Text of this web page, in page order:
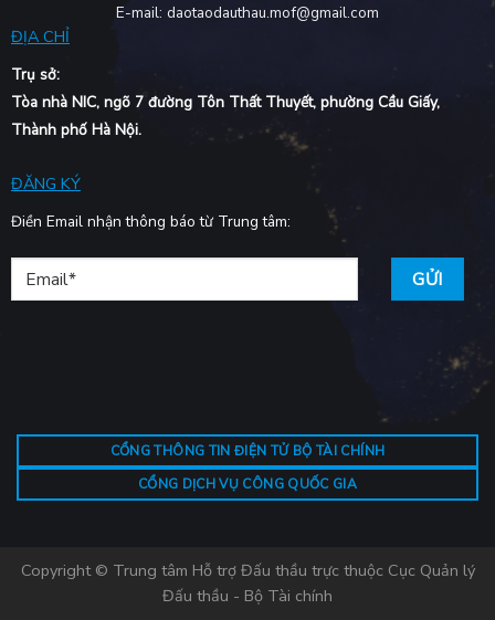
E-mail: daotaodauthau.mof@gmail.com
ĐỊA CHỈ
Trụ sở:
Tòa nhà NIC, ngõ 7 đường Tôn Thất Thuyết, phường Cầu Giấy,
Thành phố Hà Nội.
ĐĂNG KÝ
Điền Email nhận thông báo từ Trung tâm:
CỔNG THÔNG TIN ĐIỆN TỬ BỘ TÀI CHÍNH
CỔNG DỊCH VỤ CÔNG QUỐC GIA
Copyright © Trung tâm Hỗ trợ Đấu thầu trực thuộc Cục Quản lý
Đấu thầu - Bộ Tài chính